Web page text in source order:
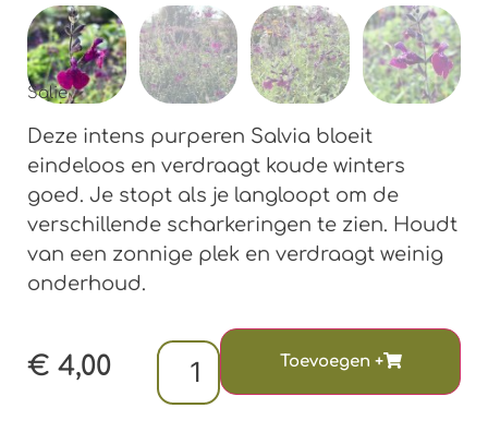
Salie
Deze intens purperen Salvia bloeit
eindeloos en verdraagt koude winters
goed. Je stopt als je langloopt om de
verschillende scharkeringen te zien. Houdt
van een zonnige plek en verdraagt weinig
onderhoud.
€ 4,00